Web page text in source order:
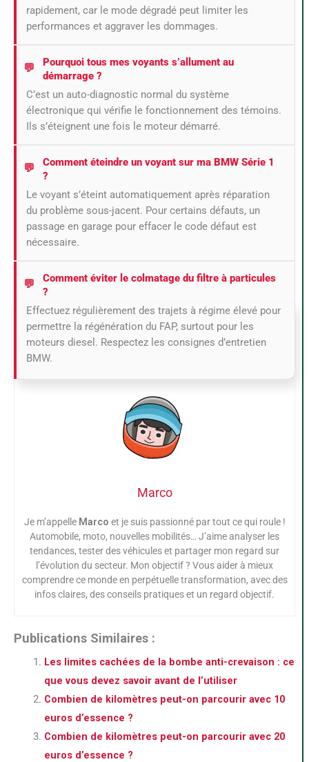
rapidement, car le mode dégradé peut limiter les
performances et aggraver les dommages.
Pourquoi tous mes voyants s’allument au
démarrage ?
C’est un auto-diagnostic normal du système
électronique qui vérifie le fonctionnement des témoins.
Ils s’éteignent une fois le moteur démarré.
Comment éteindre un voyant sur ma BMW Série 1
?
Le voyant s’éteint automatiquement après réparation
du problème sous-jacent. Pour certains défauts, un
passage en garage pour effacer le code défaut est
nécessaire.
Comment éviter le colmatage du filtre à particules
?
Effectuez régulièrement des trajets à régime élevé pour
permettre la régénération du FAP, surtout pour les
moteurs diesel. Respectez les consignes d’entretien
BMW.
Marco
Je m’appelle Marco et je suis passionné par tout ce qui roule !
Automobile, moto, nouvelles mobilités… J’aime analyser les
tendances, tester des véhicules et partager mon regard sur
l’évolution du secteur. Mon objectif ? Vous aider à mieux
comprendre ce monde en perpétuelle transformation, avec des
infos claires, des conseils pratiques et un regard objectif.
Publications Similaires :
Les limites cachées de la bombe anti-crevaison : ce
que vous devez savoir avant de l’utiliser
Combien de kilomètres peut-on parcourir avec 10
euros d’essence ?
Combien de kilomètres peut-on parcourir avec 20
euros d’essence ?